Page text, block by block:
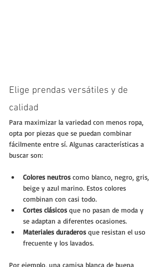
Elige prendas versátiles y de
calidad
Para maximizar la variedad con menos ropa,
opta por piezas que se puedan combinar
fácilmente entre sí. Algunas características a
buscar son:
Colores neutros como blanco, negro, gris,
beige y azul marino. Estos colores
combinan con casi todo.
Cortes clásicos que no pasan de moda y
se adaptan a diferentes ocasiones.
Materiales duraderos que resistan el uso
frecuente y los lavados.
Por ejemplo, una camisa blanca de buena